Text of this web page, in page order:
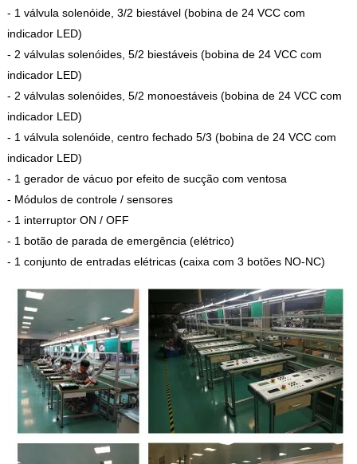
- 1 válvula solenóide, 3/2 biestável (bobina de 24 VCC com
indicador LED)
- 2 válvulas solenóides, 5/2 biestáveis (bobina de 24 VCC com
indicador LED)
- 2 válvulas solenóides, 5/2 monoestáveis (bobina de 24 VCC com
indicador LED)
- 1 válvula solenóide, centro fechado 5/3 (bobina de 24 VCC com
indicador LED)
- 1 gerador de vácuo por efeito de sucção com ventosa
- Módulos de controle / sensores
- 1 interruptor ON / OFF
- 1 botão de parada de emergência (elétrico)
- 1 conjunto de entradas elétricas (caixa com 3 botões NO-NC)